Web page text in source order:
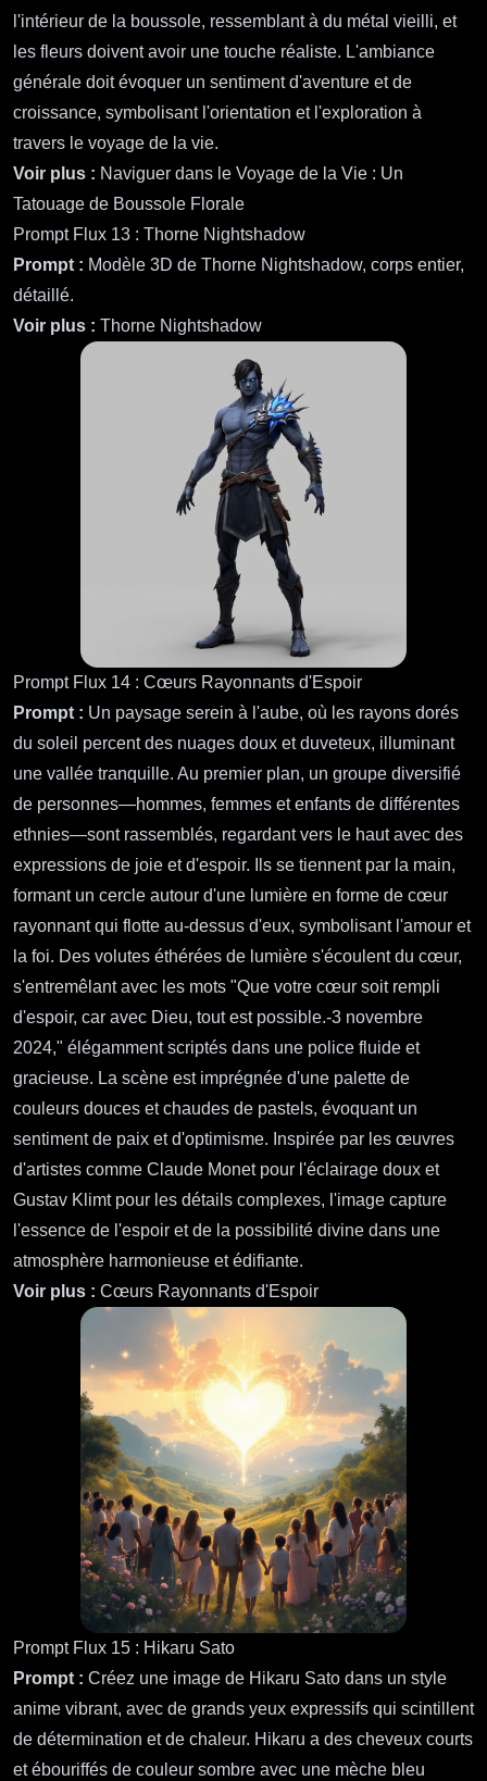
boussole. La boussole doit avoir une sensation vintage
avec des détails ornés, soulignant les directions cardinales
avec une écriture élégante. Le style artistique doit mélanger
des éléments de tatouage traditionnels avec une touche
moderne, utilisant des contours audacieux et des ombrages
doux pour la profondeur. Le tatouage doit être de taille
moyenne, occupant une zone proéminente de l'avant-bras.
Optez pour une palette de couleurs de verts profonds et de
rouges riches, complétée par des tons terreux subtils pour
les fleurs, ou envisagez un design noir et blanc frappant
avec un travail de ligne complexe. Intégrez des textures à
l'intérieur de la boussole, ressemblant à du métal vieilli, et
les fleurs doivent avoir une touche réaliste. L'ambiance
générale doit évoquer un sentiment d'aventure et de
croissance, symbolisant l'orientation et l'exploration à
travers le voyage de la vie.
Naviguer dans le Voyage de la Vie : Un
Tatouage de Boussole Florale
Prompt Flux 13 : Thorne Nightshadow
Modèle 3D de Thorne Nightshadow, corps entier,
détaillé.
Voir plus :
Thorne Nightshadow
Prompt Flux 14 : Cœurs Rayonnants d'Espoir
Prompt :Un paysage serein à l'aube, où les rayons dorés
du soleil percent des nuages doux et duveteux, illuminant
une vallée tranquille. Au premier plan, un groupe diversifié
de personnes—hommes, femmes et enfants de différentes
ethnies—sont rassemblés, regardant vers le haut avec des
expressions de joie et d'espoir. Ils se tiennent par la main,
formant un cercle autour d'une lumière en forme de cœur
rayonnant qui flotte au-dessus d'eux, symbolisant l'amour et
la foi. Des volutes éthérées de lumière s'écoulent du cœur,
s'entremêlant avec les mots "Que votre cœur soit rempli
d'espoir, car avec Dieu, tout est possible.-3 novembre
2024," élégamment scriptés dans une police fluide et
gracieuse. La scène est imprégnée d'une palette de
couleurs douces et chaudes de pastels, évoquant un